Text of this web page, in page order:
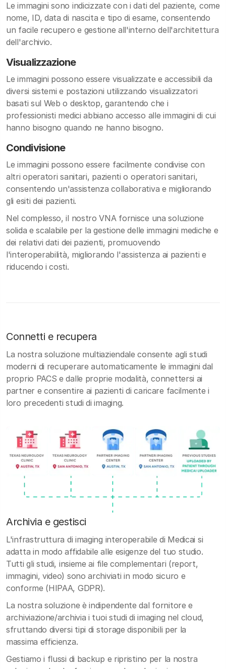
Le immagini sono indicizzate con i dati del paziente, come
nome, ID, data di nascita e tipo di esame, consentendo
un facile recupero e gestione all'interno dell'architettura
dell'archivio.
Visualizzazione
Le immagini possono essere visualizzate e accessibili da
diversi sistemi e postazioni utilizzando visualizzatori
basati sul Web o desktop, garantendo che i
professionisti medici abbiano accesso alle immagini di cui
hanno bisogno quando ne hanno bisogno.
Condivisione
Le immagini possono essere facilmente condivise con
altri operatori sanitari, pazienti o operatori sanitari,
consentendo un'assistenza collaborativa e migliorando
gli esiti dei pazienti.
Nel complesso, il nostro VNA fornisce una soluzione
solida e scalabile per la gestione delle immagini mediche e
dei relativi dati dei pazienti, promuovendo
l'interoperabilità, migliorando l'assistenza ai pazienti e
riducendo i costi.
Connetti e recupera
La nostra soluzione multiaziendale consente agli studi
moderni di recuperare automaticamente le immagini dal
proprio PACS e dalle proprie modalità, connettersi ai
partner e consentire ai pazienti di caricare facilmente i
loro precedenti studi di imaging.
Archivia e gestisci
L'infrastruttura di imaging interoperabile di Medicai si
adatta in modo affidabile alle esigenze del tuo studio.
Tutti gli studi, insieme ai file complementari (report,
immagini, video) sono archiviati in modo sicuro e
conforme (HIPAA, GDPR).
La nostra soluzione è indipendente dal fornitore e
archiviazione/archivia i tuoi studi di imaging nel cloud,
sfruttando diversi tipi di storage disponibili per la
massima efficienza.
Gestiamo i flussi di backup e ripristino per la nostra